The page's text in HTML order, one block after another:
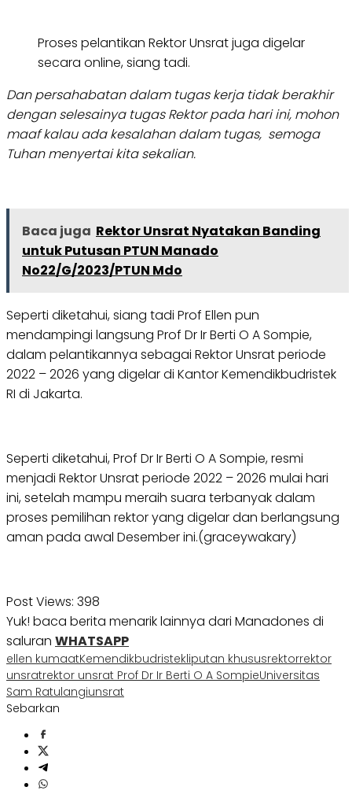
Proses pelantikan Rektor Unsrat juga digelar
secara online, siang tadi.
Dan persahabatan dalam tugas kerja tidak berakhir
dengan selesainya tugas Rektor pada hari ini, mohon
maaf kalau ada kesalahan dalam tugas, semoga
Tuhan menyertai kita sekalian.
Baca juga Rektor Unsrat Nyatakan Banding
untuk Putusan PTUN Manado
No22/G/2023/PTUN Mdo
Seperti diketahui, siang tadi Prof Ellen pun
mendampingi langsung Prof Dr Ir Berti O A Sompie,
dalam pelantikannya sebagai Rektor Unsrat periode
2022 – 2026 yang digelar di Kantor Kemendikbudristek
RI di Jakarta.
Seperti diketahui, Prof Dr Ir Berti O A Sompie, resmi
menjadi Rektor Unsrat periode 2022 – 2026 mulai hari
ini, setelah mampu meraih suara terbanyak dalam
proses pemilihan rektor yang digelar dan berlangsung
aman pada awal Desember ini.(graceywakary)
Post Views: 398
Yuk! baca berita menarik lainnya dari Manadones di
saluran WHATSAPP
ellen kumaatKemendikbudristekliputan khususrektorrektor
unsratrektor unsrat Prof Dr Ir Berti O A SompieUniversitas
Sam Ratulangiunsrat
Sebarkan